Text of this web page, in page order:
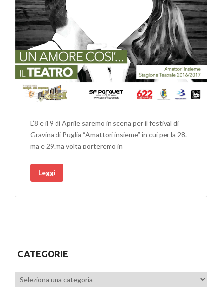
L’8 e il 9 di Aprile saremo in scena per il festival di
Gravina di Puglia “Amattori insieme” in cui per la 28.
ma e 29.ma volta porteremo in
Leggi
CATEGORIE
Categorie